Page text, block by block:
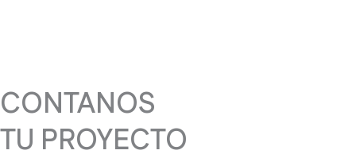
CONTANOS
TU PROYECTO